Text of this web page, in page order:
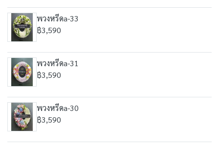
พวงหรีดa-33
฿3,590
พวงหรีดa-31
฿3,590
พวงหรีดa-30
฿3,590